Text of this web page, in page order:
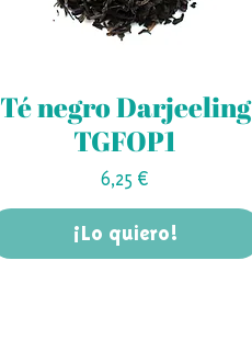
Té negro Darjeeling
TGFOP1
Precio
6,25 €
¡Lo quiero!